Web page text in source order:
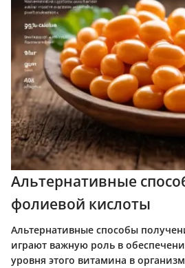
Альтернативные
фолиевой кислоты
Альтернативные способы
играют важную роль в
уровня этого витамина в